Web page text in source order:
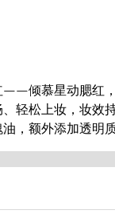
——倾慕星动腮红
轻松上妆，妆效
额外添加透明质
即刻修饰肤色，